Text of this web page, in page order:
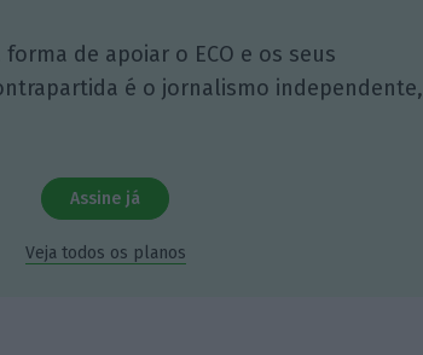
de apoiar o ECO e os seus
é o jornalismo independente,
Assine já
Veja todos os planos